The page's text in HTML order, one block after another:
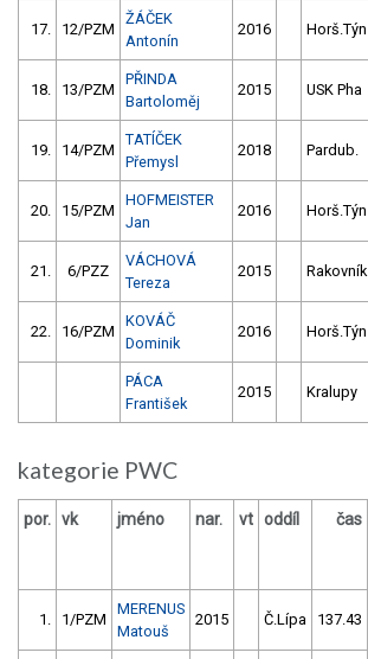
17. 12/PZM
ŽÁČEK
Antonín
2016 Horš.Týn
18. 13/PZM
PŘINDA
Bartoloměj
2015 USK Pha
19. 14/PZM
TATÍČEK
Přemysl
2018 Pardub.
20. 15/PZM
HOFMEISTER
Jan
2016 Horš.Týn
21. 6/PZZ
VÁCHOVÁ
Tereza
2015 Rakovník
22. 16/PZM
KOVÁČ
Dominik
2016 Horš.Týn
PÁCA
František
2015 Kralupy
kategorie PWC
por. vk jméno nar. vt oddíl čas
1. 1/PZM
MERENUS
Matouš
2015 Č.Lípa 137.43